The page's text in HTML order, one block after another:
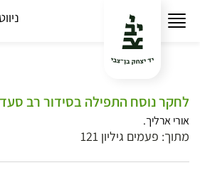
לחקר נוסח התפילה בסידור רב
אורי ארליך.
מתוך: פעמים גיליון 121